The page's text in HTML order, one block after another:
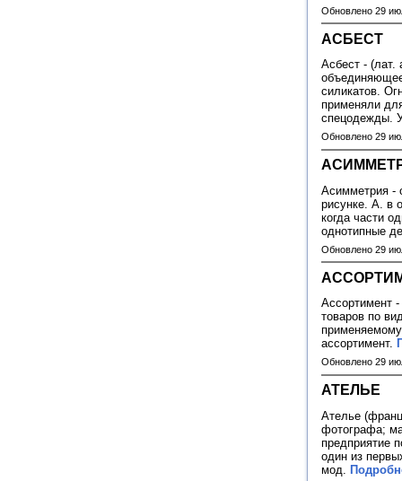
Обновлено 29
АСБЕСТ
Асбест - (лат.
силикатов.
применяли
спецодежды.
Обновлено 29
Асимметрия -
рисунке. А. в
когда части
однотипные
Обновлено 29
Ассортимент
товаров по
ассортимент.
Обновлено 29
АТЕЛЬЕ
Ателье
фотографа;
предприятие
один из
мод.